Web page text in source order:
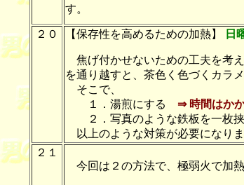
す。
２０ 【保存性を高めるための加熱】 日
焦げ付かせないための工夫を考
を通り越すと、茶色く色づくカラ
そこで、
１．湯煎にする ⇒ 時間はか
２．写真のような鉄板を一枚挟
以上のような対策が必要になり
２１
今回は２の方法で、極弱火で加熱